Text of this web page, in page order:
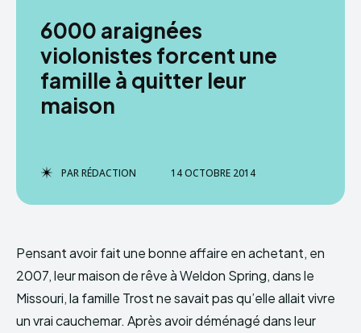
6000 araignées
violonistes forcent une
famille à quitter leur
maison
PARRÉDACTION 14 OCTOBRE 2014
Pensant avoir fait une bonne affaire en achetant, en
2007, leur maison de rêve à Weldon Spring, dans le
Missouri, la famille Trost ne savait pas qu’elle allait vivre
un vrai cauchemar. Après avoir déménagé dans leur